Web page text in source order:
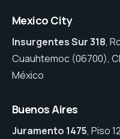
Mexico City
Insurgentes Sur 318,
Cuauhtemoc (06700),
México
Buenos Aires
Juramento 1475, Piso